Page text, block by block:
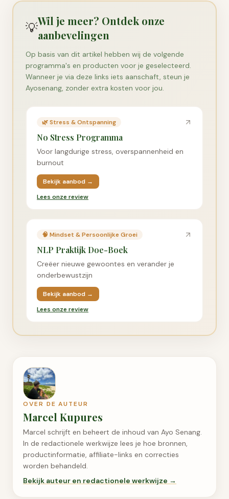
💡Wil je meer? Ontdek onze
aanbevelingen
Op basis van dit artikel hebben wij de volgende
programma's en producten voor je geselecteerd.
Wanneer je via deze links iets aanschaft, steun je
Ayosenang, zonder extra kosten voor jou.
🌿Stress & Ontspanning
No Stress Programma
Voor langdurige stress, overspannenheid en
burnout
Bekijk aanbod →
Lees onze review
🧠 Mindset & Persoonlijke Groei
NLP Praktijk Doe-Boek
Creëer nieuwe gewoontes en verander je
onderbewustzijn
Bekijk aanbod →
Lees onze review
OVER DE AUTEUR
Marcel Kupures
Marcel schrijft en beheert de inhoud van Ayo Senang.
In de redactionele werkwijze lees je hoe bronnen,
productinformatie, affiliate-links en correcties
worden behandeld.
Bekijk auteur en redactionele werkwijze →